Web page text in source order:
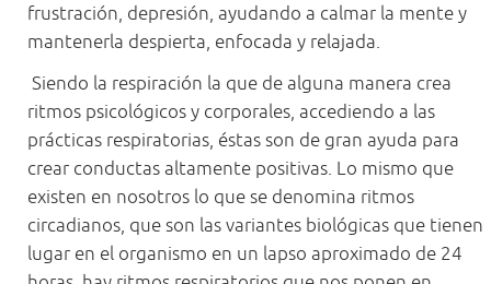
frustración, depresión, ayudando a calmar la mente y
mantenerla despierta, enfocada y relajada.
Siendo la respiración la que de alguna manera crea
ritmos psicológicos y corporales, accediendo a las
prácticas respiratorias, éstas son de gran ayuda para
crear conductas altamente positivas. Lo mismo que
existen en nosotros lo que se denomina ritmos
circadianos, que son las variantes biológicas que tienen
lugar en el organismo en un lapso aproximado de 24